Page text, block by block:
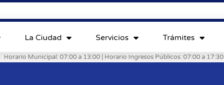
La Ciudad Servicios Trámites
Horario Municipal: 07:00 a 13:00 | Horario Ingresos Públicos: 07:00 a 17:30